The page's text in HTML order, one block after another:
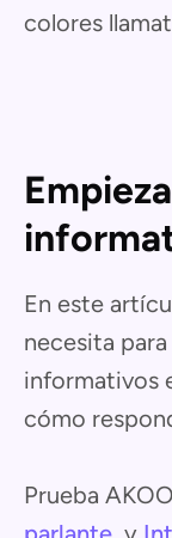
colores
En este
necesita
informativos
cómo
Prueba